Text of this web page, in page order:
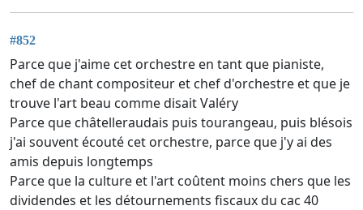
#852
Parce que j'aime cet orchestre en tant que pianiste,
chef de chant compositeur et chef d'orchestre et que je
trouve l'art beau comme disait Valéry
Parce que châtelleraudais puis tourangeau, puis blésois
j'ai souvent écouté cet orchestre, parce que j'y ai des
amis depuis longtemps
Parce que la culture et l'art coûtent moins chers que les
dividendes et les détournements fiscaux du cac 40